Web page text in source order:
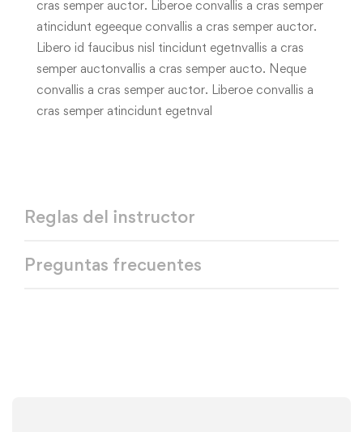
cras semper auctor. Liberoe convallis a cras semper
atincidunt egeeque convallis a cras semper auctor.
Libero id faucibus nisl tincidunt egetnvallis a cras
semper auctonvallis a cras semper aucto. Neque
convallis a cras semper auctor. Liberoe convallis a
cras semper atincidunt egetnval
Reglas del instructor
Preguntas frecuentes